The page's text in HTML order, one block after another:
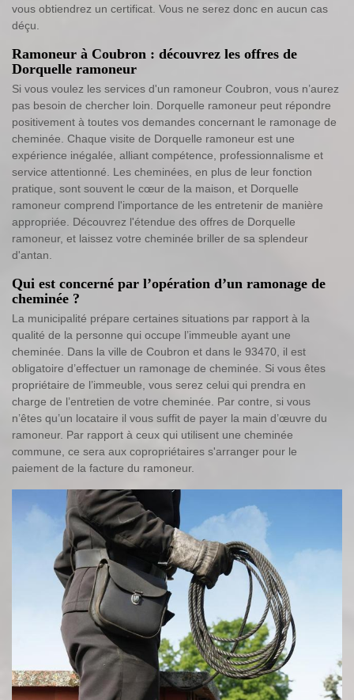
vous obtiendrez un certificat. Vous ne serez donc en aucun cas
déçu.
Ramoneur à Coubron : découvrez les offres de
Dorquelle ramoneur
Si vous voulez les services d'un ramoneur Coubron, vous n’aurez
pas besoin de chercher loin. Dorquelle ramoneur peut répondre
positivement à toutes vos demandes concernant le ramonage de
cheminée. Chaque visite de Dorquelle ramoneur est une
expérience inégalée, alliant compétence, professionnalisme et
service attentionné. Les cheminées, en plus de leur fonction
pratique, sont souvent le cœur de la maison, et Dorquelle
ramoneur comprend l'importance de les entretenir de manière
appropriée. Découvrez l'étendue des offres de Dorquelle
ramoneur, et laissez votre cheminée briller de sa splendeur
d'antan.
Qui est concerné par l’opération d’un ramonage de
cheminée ?
La municipalité prépare certaines situations par rapport à la
qualité de la personne qui occupe l’immeuble ayant une
cheminée. Dans la ville de Coubron et dans le 93470, il est
obligatoire d’effectuer un ramonage de cheminée. Si vous êtes
propriétaire de l’immeuble, vous serez celui qui prendra en
charge de l’entretien de votre cheminée. Par contre, si vous
n’êtes qu’un locataire il vous suffit de payer la main d’œuvre du
ramoneur. Par rapport à ceux qui utilisent une cheminée
commune, ce sera aux copropriétaires s'arranger pour le
paiement de la facture du ramoneur.